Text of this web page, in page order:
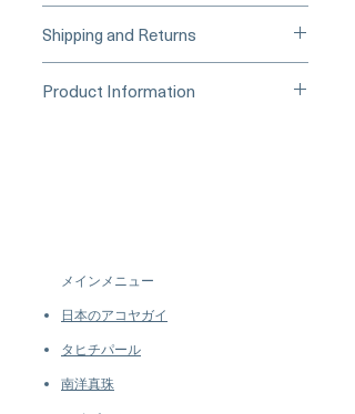
____Buy Securely on 1stDibs
Shipping and Returns
At Pearl Vogue, each piece is a
availability may vary at the time
of purchase.more details...
Product Information
Pearl
Size: 13–14 mm
Quality: AAAA
Nacre: Very Thick
Color: Golden
メインメニュー
日本のアコヤガイ
タヒチパール
南洋真珠